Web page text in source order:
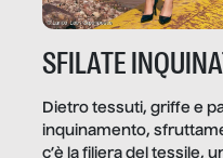
SFILATE
Dietro tessuti, griffe e
inquinamento,
c’è la filiera del tessile,